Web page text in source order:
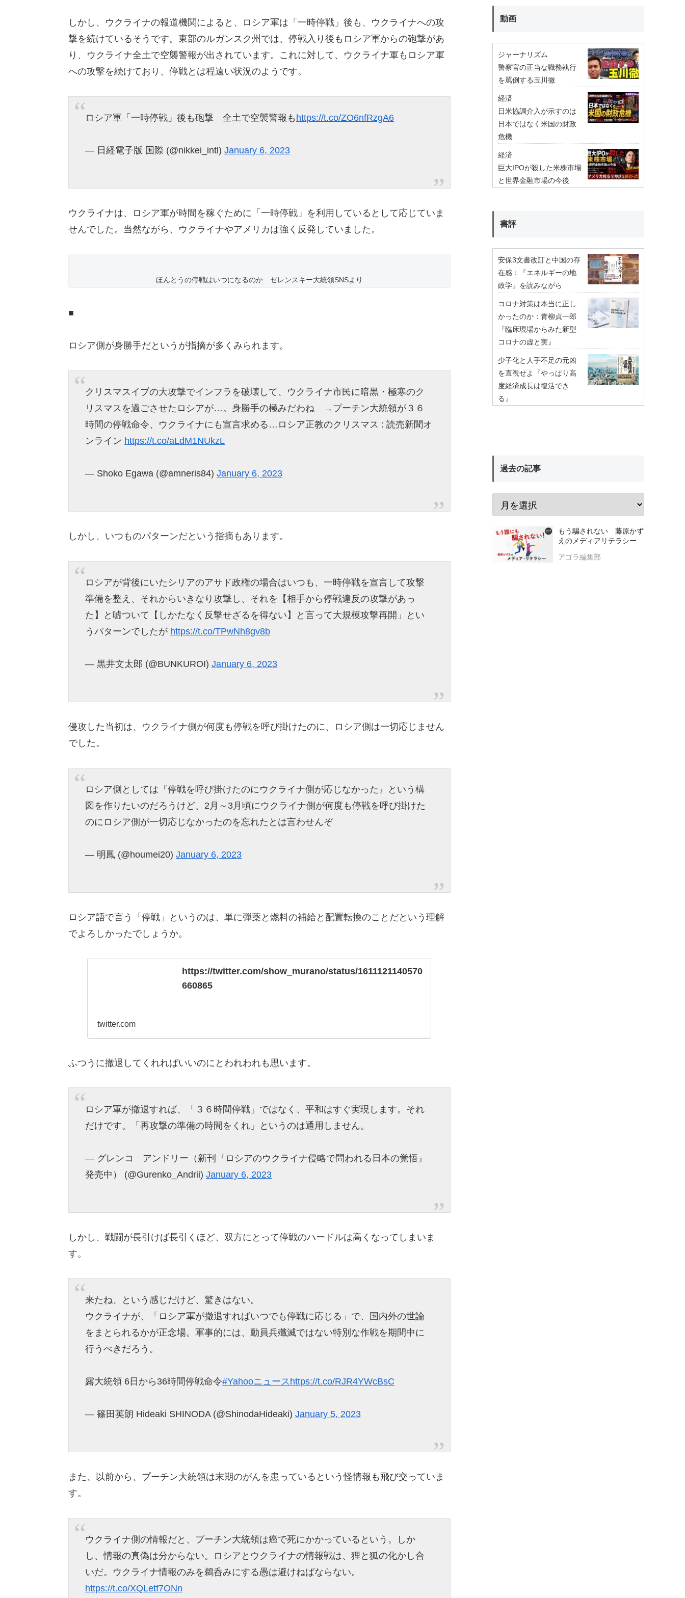
しかし、ウクライナの報道機関によると、ロシア軍は「一時停戦」後も、ウクライナへの攻
撃を続けているそうです。東部のルガンスク州では、停戦入り後もロシア軍からの砲撃があ
り、ウクライナ全土で空襲警報が出されています。これに対して、ウクライナ軍もロシア軍
への攻撃を続けており、停戦とは程遠い状況のようです。
ロシア軍「一時停戦」後も砲撃 全土で空襲警報も https://t.co/ZO6nfRzgA6
— 日経電子版 国際 (@nikkei_intl)January 6, 2023
ウクライナは、ロシア軍が時間を稼ぐために「一時停戦」を利用しているとして応じていま
せんでした。当然ながら、ウクライナやアメリカは強く反発していました。
ほんとうの停戦はいつになるのか ゼレンスキー大統領SNSより
■
ロシア側が身勝手だというが指摘が多くみられます。
クリスマスイブの大攻撃でインフラを破壊して、ウクライナ市民に暗黒・極寒のク
リスマスを過ごさせたロシアが…。身勝手の極みだわね →プーチン大統領が３６
時間の停戦命令、ウクライナにも宣言求める…ロシア正教のクリスマス : 読売新聞オ
ンライン https://t.co/aLdM1NUkzL
— Shoko Egawa (@amneris84)January 6, 2023
しかし、いつものパターンだという指摘もあります。
ロシアが背後にいたシリアのアサド政権の場合はいつも、一時停戦を宣言して攻撃
準備を整え、それからいきなり攻撃し、それを【相手から停戦違反の攻撃があっ
た】と嘘ついて【しかたなく反撃せざるを得ない】と言って大規模攻撃再開」とい
うパターンでしたが https://t.co/TPwNh8gv8b
— 黒井文太郎 (@BUNKUROI)January 6, 2023
侵攻した当初は、ウクライナ側が何度も停戦を呼び掛けたのに、ロシア側は一切応じません
でした。
ロシア側としては『停戦を呼び掛けたのにウクライナ側が応じなかった』という構
図を作りたいのだろうけど、2月～3月頃にウクライナ側が何度も停戦を呼び掛けた
のにロシア側が一切応じなかったのを忘れたとは言わせんぞ
— 明鳳 (@houmei20)January 6, 2023
ロシア語で言う「停戦」というのは、単に弾薬と燃料の補給と配置転換のことだという理解
でよろしかったでしょうか。
https://twitter.com/show_murano/status/1611121140570
660865
twitter.com
ふつうに撤退してくれればいいのにとわれわれも思います。
ロシア軍が撤退すれば、「３６時間停戦」ではなく、平和はすぐ実現します。それ
だけです。「再攻撃の準備の時間をくれ」というのは通用しません。
— グレンコ アンドリー（新刊『ロシアのウクライナ侵略で問われる日本の覚悟』
発売中） (@Gurenko_Andrii)January 6, 2023
しかし、戦闘が長引けば長引くほど、双方にとって停戦のハードルは高くなってしまいま
す。
来たね、という感じだけど、驚きはない。
ウクライナが、「ロシア軍が撤退すればいつでも停戦に応じる」で、国内外の世論
をまとられるかが正念場。軍事的には、動員兵殲滅ではない特別な作戦を期間中に
行うべきだろう。
露大統領 6日から36時間停戦命令#Yahooニュース https://t.co/RJR4YWcBsC
— 篠田英朗 Hideaki SHINODA (@ShinodaHideaki)January 5, 2023
また、以前から、プーチン大統領は末期のがんを患っているという怪情報も飛び交っていま
す。
ウクライナ側の情報だと、プーチン大統領は癌で死にかかっているという。しか
し、情報の真偽は分からない。ロシアとウクライナの情報戦は、狸と狐の化かし合
いだ。ウクライナ情報のみを鵜呑みにする愚は避けねばならない。
https://t.co/XQLetf7ONn
動画
ジャーナリズム
警察官の正当な職務執行
を罵倒する玉川徹
経済
日米協調介入が示すのは
日本ではなく米国の財政
危機
経済
巨大IPOが殺した米株市場
と世界金融市場の今後
書評
安保3文書改訂と中国の存
在感：『エネルギーの地
政学』を読みながら
コロナ対策は本当に正し
かったのか：青柳貞一郎
『臨床現場からみた新型
コロナの虚と実』
少子化と人手不足の元凶
を直視せよ『やっぱり高
度経済成長は復活でき
る』
過去の記事
もう騙されない 藤原かず
えのメディアリテラシー
アゴラ編集部